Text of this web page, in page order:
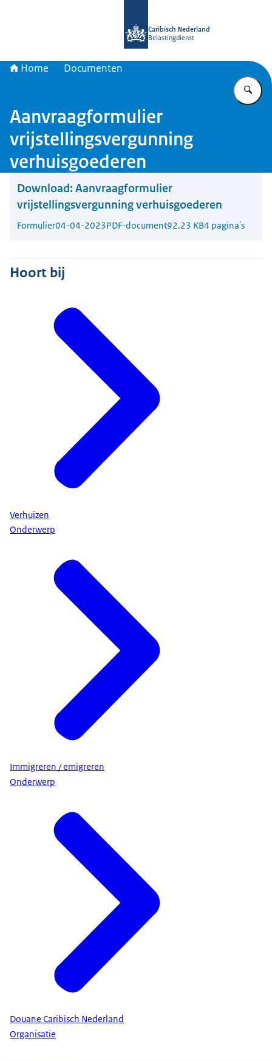
Caribisch Nederland
Belastingdienst
Home Documenten
Aanvraagformulier
vrijstellingsvergunning
verhuisgoederen
Download: Aanvraagformulier
vrijstellingsvergunning verhuisgoederen
Formulier04-04-2023PDF-document92.23 KB4 pagina's
Hoort bij
Verhuizen
Onderwerp
Immigreren / emigreren
Onderwerp
Douane Caribisch Nederland
Organisatie